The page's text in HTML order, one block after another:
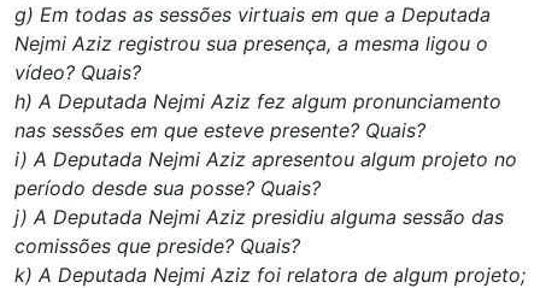
g) Em todas as sessões virtuais em que a Deputada
Nejmi Aziz registrou sua presença, a mesma ligou o
vídeo? Quais?
h) A Deputada Nejmi Aziz fez algum pronunciamento
nas sessões em que esteve presente? Quais?
i) A Deputada Nejmi Aziz apresentou algum projeto no
período desde sua posse? Quais?
j) A Deputada Nejmi Aziz presidiu alguma sessão das
comissões que preside? Quais?
k) A Deputada Nejmi Aziz foi relatora de algum projeto;